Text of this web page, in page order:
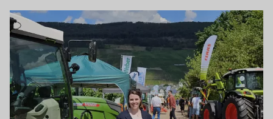
Mehr erfahren